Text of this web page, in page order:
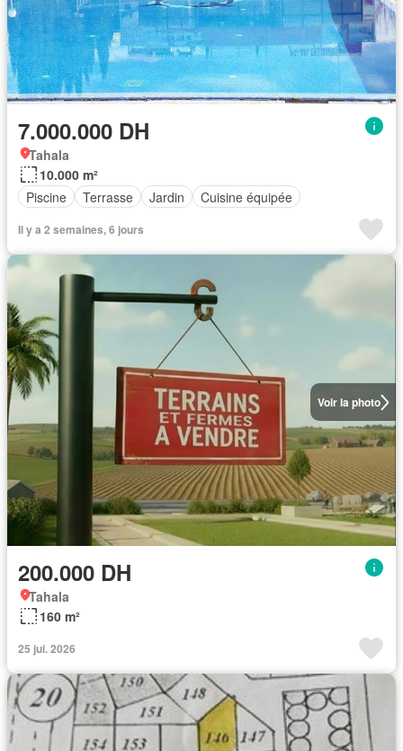
7.000.000 DH
Tahala
10.000 m²
Piscine
Terrasse Jardin Cuisine équipée
Il y a 2 semaines, 6 jours
Voir la photo
200.000 DH
Tahala
160 m²
25 jui. 2026